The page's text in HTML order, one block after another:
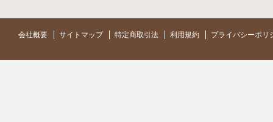
会社概要 サイトマップ 特定商取引法 利用規約 プライバシーポリ